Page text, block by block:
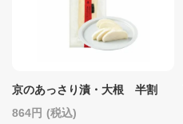
京のあっさり漬・大根 半割
864
(税込)